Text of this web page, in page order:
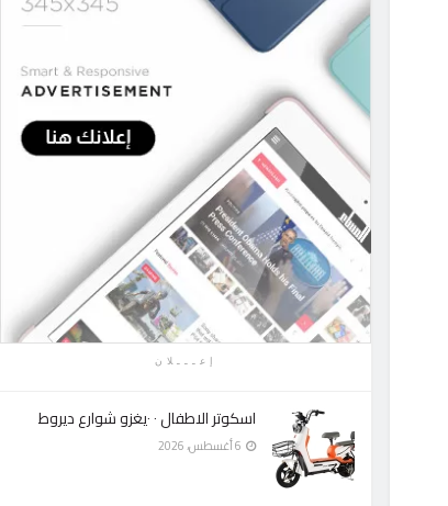
إعـــلان
اسكوتر الاطفال ٠ ٠يغزو شوارع ديروط